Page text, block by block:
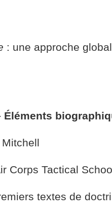
: une approche
Éléments
Mitchell
Corps Tactical
textes de